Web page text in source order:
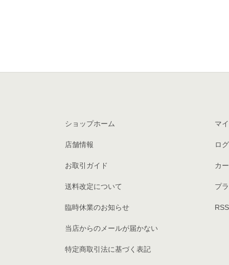
ショップホーム
店舗情報
お取引ガイド
送料改定について
臨時休業のお知らせ
当店からのメールが届かない
特定商取引法に基づく表記
マ
ロ
カ
プ
RSS